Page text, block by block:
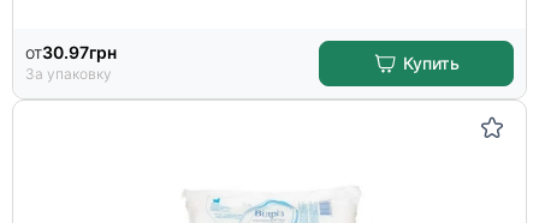
от30.97грн
За упаковку
Купить